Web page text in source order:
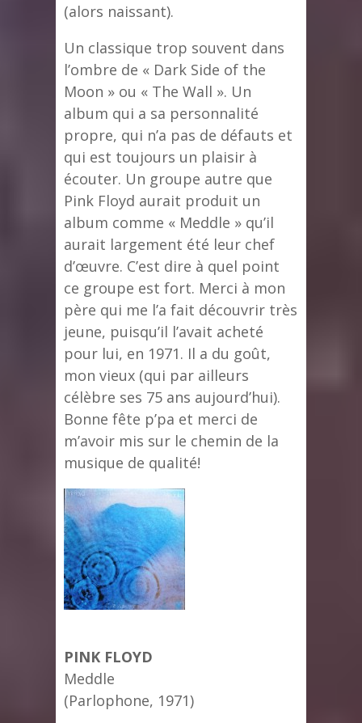
(alors naissant).
Un classique trop souvent dans
l’ombre de « Dark Side of the
Moon » ou « The Wall ». Un
album qui a sa personnalité
propre, qui n’a pas de défauts et
qui est toujours un plaisir à
écouter. Un groupe autre que
Pink Floyd aurait produit un
album comme « Meddle » qu’il
aurait largement été leur chef
d’œuvre. C’est dire à quel point
ce groupe est fort. Merci à mon
père qui me l’a fait découvrir très
jeune, puisqu’il l’avait acheté
pour lui, en 1971. Il a du goût,
mon vieux (qui par ailleurs
célèbre ses 75 ans aujourd’hui).
Bonne fête p’pa et merci de
m’avoir mis sur le chemin de la
musique de qualité!
PINK FLOYD
Meddle
(Parlophone, 1971)